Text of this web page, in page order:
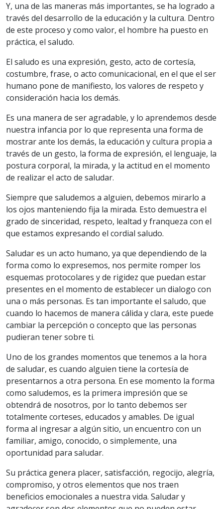
Y, una de las maneras más importantes, se ha logrado a
través del desarrollo de la educación y la cultura. Dentro
de este proceso y como valor, el hombre ha puesto en
práctica, el saludo.
El saludo es una expresión, gesto, acto de cortesía,
costumbre, frase, o acto comunicacional, en el que el ser
humano pone de manifiesto, los valores de respeto y
consideración hacia los demás.
Es una manera de ser agradable, y lo aprendemos desde
nuestra infancia por lo que representa una forma de
mostrar ante los demás, la educación y cultura propia a
través de un gesto, la forma de expresión, el lenguaje, la
postura corporal, la mirada, y la actitud en el momento
de realizar el acto de saludar.
Siempre que saludemos a alguien, debemos mirarlo a
los ojos manteniendo fija la mirada. Esto demuestra el
grado de sinceridad, respeto, lealtad y franqueza con el
que estamos expresando el cordial saludo.
Saludar es un acto humano, ya que dependiendo de la
forma como lo expresemos, nos permite romper los
esquemas protocolares y de rigidez que puedan estar
presentes en el momento de establecer un dialogo con
una o más personas. Es tan importante el saludo, que
cuando lo hacemos de manera cálida y clara, este puede
cambiar la percepción o concepto que las personas
pudieran tener sobre ti.
Uno de los grandes momentos que tenemos a la hora
de saludar, es cuando alguien tiene la cortesía de
presentarnos a otra persona. En ese momento la forma
como saludemos, es la primera impresión que se
obtendrá de nosotros, por lo tanto debemos ser
totalmente corteses, educados y amables. De igual
forma al ingresar a algún sitio, un encuentro con un
familiar, amigo, conocido, o simplemente, una
oportunidad para saludar.
Su práctica genera placer, satisfacción, regocijo, alegría,
compromiso, y otros elementos que nos traen
beneficios emocionales a nuestra vida. Saludar y